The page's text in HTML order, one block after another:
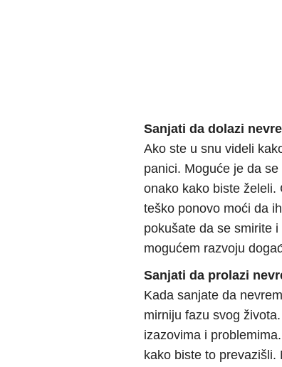
Sanjati da dolazi
Ako ste u snu videli
panici. Moguće je da
onako kako biste želeli.
teško ponovo moći da
pokušate da se smirite
mogućem razvoju
Sanjati da prolazi
Kada sanjate da
mirniju fazu svog
izazovima i
kako biste to